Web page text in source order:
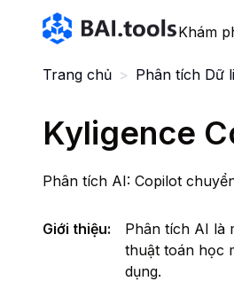
Bai.tools
Khám
Trang chủ > Phân tích Dữ
Kyligence
Phân tích AI: Copilot
Giới thiệu:
Phân tích AI là
thuật toán học
dụng.